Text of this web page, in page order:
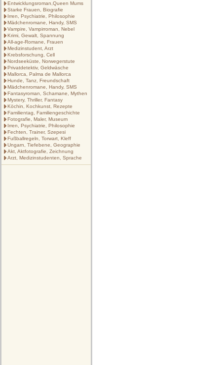
Entwicklungsroman,Queen Mums
Starke Frauen, Biografie
Irren, Psychiatrie, Philosophie
Mädchenromane, Handy, SMS
Vampire, Vampirroman, Nebel
Krimi, Gewalt, Spannung
All-age-Romane, Frauen
Medizinstudent, Arzt
Krebsforschung, Cell
Nordseeküste, Norwegerstute
Privatdetektiv, Geldwäsche
Mallorca, Palma de Mallorca
Hunde, Tanz, Freundschaft
Mädchenromane, Handy, SMS
Fantasyroman, Schamane, Mythen
Mystery, Thriller, Fantasy
Köchin, Kochkunst, Rezepte
Familientag, Familiengeschichte
Fotografie, Maler, Museum
Irren, Psychiatrie, Philosophie
Fechten, Trainer, Szepesi
Fußballregeln, Torwart, Kleff
Ungarn, Tiefebene, Geographie
Akt, Aktfotografie, Zeichnung
Arzt, Medizinstudenten, Sprache